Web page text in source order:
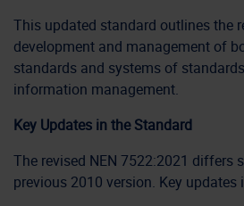
This updated standard outlines the
development and management of
standards and systems of
information management.
Key Updates in the Standard
The revised NEN 7522:2021 differs
previous 2010 version. Key updates